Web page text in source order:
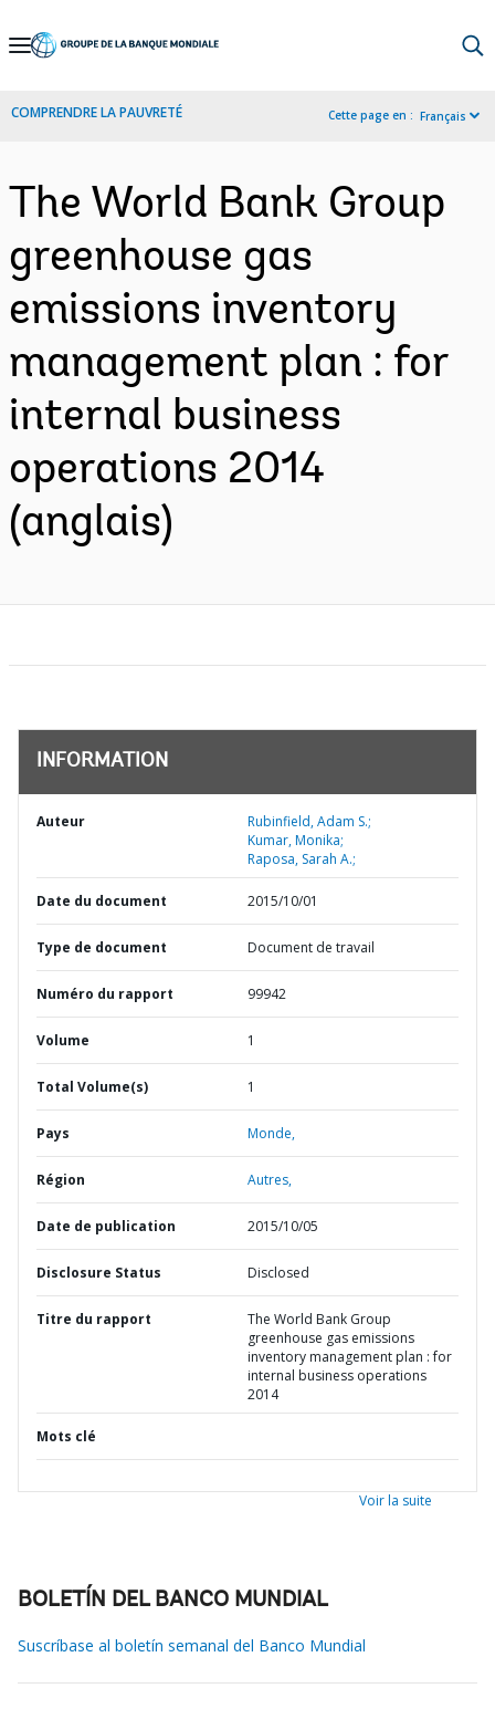
Skip
Navigation
COMPRENDRE LA PAUVRETÉ Cette page en : Français
The World Bank Group
greenhouse gas
emissions inventory
management plan : for
internal business
operations 2014
(anglais)
INFORMATION
Auteur
Rubinfield, Adam S.;
Kumar, Monika;
Raposa, Sarah A.;
Date du document 2015/10/01
Type de document Document de travail
Numéro du rapport 99942
Volume 1
Total Volume(s) 1
Pays Monde,
Région Autres,
Date de publication 2015/10/05
Disclosure Status Disclosed
Titre du rapport
The World Bank Group
greenhouse gas emissions
inventory management plan : for
internal business operations
2014
Mots clé
Voir la suite
BOLETÍN DEL BANCO MUNDIAL
Suscríbase al boletín semanal del Banco Mundial